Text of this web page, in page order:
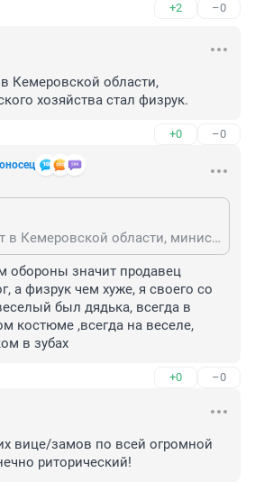
+2 –0
Кемеровской области,
хозяйства стал физрук.
+0 –0
Ну это что.... Вот в Кемеровской области, министром сельского хозяйства стал физрук.
обороны значит продавец
а физрук чем хуже, я своего со
был дядька, всегда в
костюме ,всегда на веселе,
в зубах
+0 –0
вице/замов по всей огромной
риторический!